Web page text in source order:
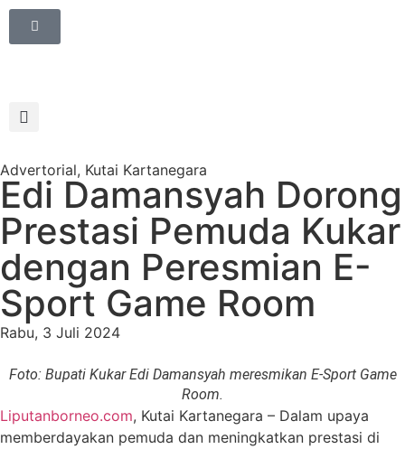
Advertorial, Kutai Kartanegara
Edi Damansyah Dorong
Prestasi Pemuda Kukar
dengan Peresmian E-
Sport Game Room
Rabu, 3 Juli 2024
Foto: Bupati Kukar Edi Damansyah meresmikan E-Sport Game
Room.
Liputanborneo.com, Kutai Kartanegara – Dalam upaya
memberdayakan pemuda dan meningkatkan prestasi di